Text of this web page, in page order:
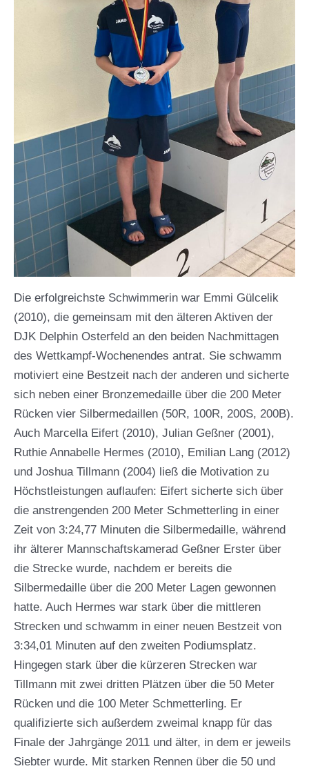
Die erfolgreichste Schwimmerin war Emmi Gülcelik
(2010), die gemeinsam mit den älteren Aktiven der
DJK Delphin Osterfeld an den beiden Nachmittagen
des Wettkampf-Wochenendes antrat. Sie schwamm
motiviert eine Bestzeit nach der anderen und sicherte
sich neben einer Bronzemedaille über die 200 Meter
Rücken vier Silbermedaillen (50R, 100R, 200S, 200B).
Auch Marcella Eifert (2010), Julian Geßner (2001),
Ruthie Annabelle Hermes (2010), Emilian Lang (2012)
und Joshua Tillmann (2004) ließ die Motivation zu
Höchstleistungen auflaufen: Eifert sicherte sich über
die anstrengenden 200 Meter Schmetterling in einer
Zeit von 3:24,77 Minuten die Silbermedaille, während
ihr älterer Mannschaftskamerad Geßner Erster über
die Strecke wurde, nachdem er bereits die
Silbermedaille über die 200 Meter Lagen gewonnen
hatte. Auch Hermes war stark über die mittleren
Strecken und schwamm in einer neuen Bestzeit von
3:34,01 Minuten auf den zweiten Podiumsplatz.
Hingegen stark über die kürzeren Strecken war
Tillmann mit zwei dritten Plätzen über die 50 Meter
Rücken und die 100 Meter Schmetterling. Er
qualifizierte sich außerdem zweimal knapp für das
Finale der Jahrgänge 2011 und älter, in dem er jeweils
Siebter wurde. Mit starken Rennen über die 50 und